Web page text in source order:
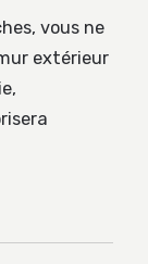
vous ne
extérieur